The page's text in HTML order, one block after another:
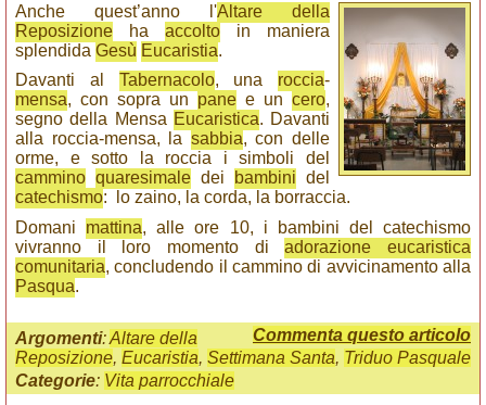
Anche quest’anno l'Altare della
Reposizione ha accolto in maniera
splendida Gesù Eucaristia.
Davanti al Tabernacolo, una roccia-
mensa, con sopra un pane e un cero,
segno della Mensa Eucaristica. Davanti
alla roccia-mensa, la sabbia, con delle
orme, e sotto la roccia i simboli del
cammino quaresimale dei bambini del
catechismo: lo zaino, la corda, la borraccia.
Domani mattina, alle ore 10, i bambini del catechismo
vivranno il loro momento diadorazione eucaristica
comunitaria, concludendo il cammino di avvicinamento alla
Pasqua.
Commenta questo articolo
Argomenti:Altare della
Reposizione, Eucaristia, Settimana Santa, Triduo Pasquale
Categorie: Vita parrocchiale